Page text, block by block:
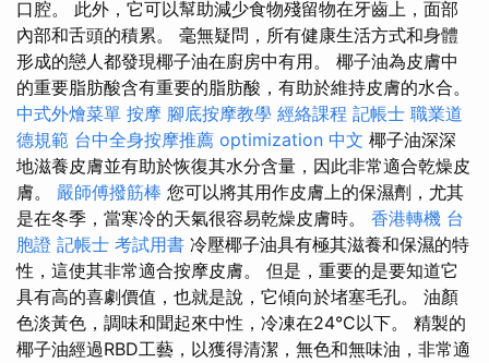
口腔。 此外，它可以幫助減少食物殘留物在牙齒上，面部
內部和舌頭的積累。 毫無疑問，所有健康生活方式和身體
形成的戀人都發現椰子油在廚房中有用。 椰子油為皮膚中
的重要脂肪酸含有重要的脂肪酸，有助於維持皮膚的水合。
中式外燴菜單 按摩 腳底按摩教學 經絡課程 記帳士 職業道
德規範 台中全身按摩推薦 optimization 中文 椰子油深深
地滋養皮膚並有助於恢復其水分含量，因此非常適合乾燥皮
膚。 嚴師傅撥筋棒 您可以將其用作皮膚上的保濕劑，尤其
是在冬季，當寒冷的天氣很容易乾燥皮膚時。 香港轉機 台
胞證 記帳士 考試用書 冷壓椰子油具有極其滋養和保濕的特
性，這使其非常適合按摩皮膚。 但是，重要的是要知道它
具有高的喜劇價值，也就是說，它傾向於堵塞毛孔。 油顏
色淡黃色，調味和聞起來中性，冷凍在24°C以下。 精製的
椰子油經過RBD工藝，以獲得清潔，無色和無味油，非常適